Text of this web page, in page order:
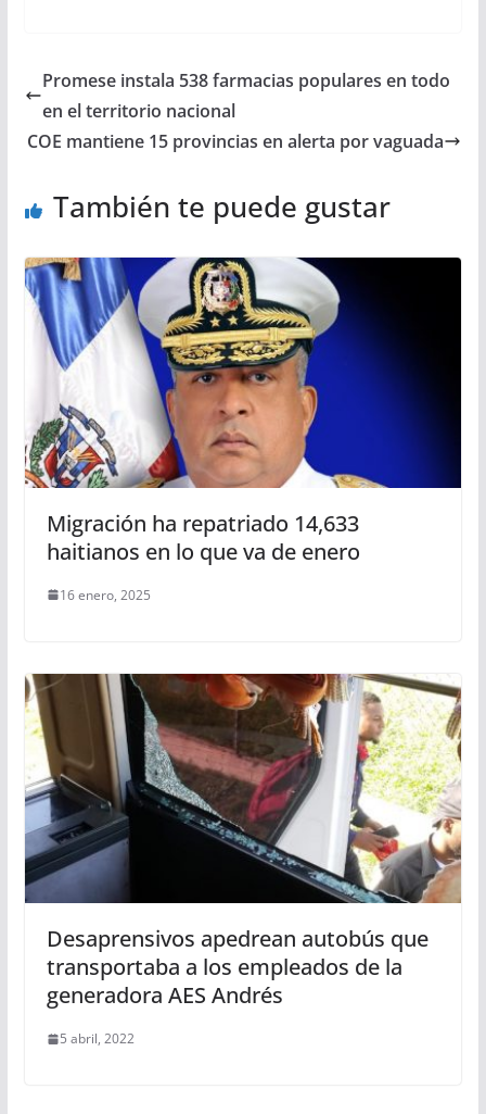
Promese instala 538 farmacias populares en todo
en el territorio nacional
COE mantiene 15 provincias en alerta por vaguada
También te puede gustar
Migración ha repatriado 14,633
haitianos en lo que va de enero
16 enero, 2025
Desaprensivos apedrean autobús que
transportaba a los empleados de la
generadora AES Andrés
5 abril, 2022